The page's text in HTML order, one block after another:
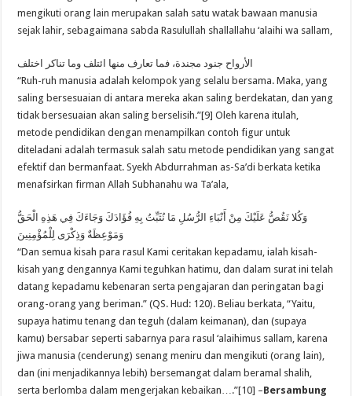
mengikuti orang lain merupakan salah satu watak bawaan manusia
sejak lahir, sebagaimana sabda Rasulullah shallallahu ‘alaihi wa sallam,
الأرواح جنود مجندة، فما تعارف منها ائتلف وما تناكر اختلف
“Ruh-ruh manusia adalah kelompok yang selalu bersama. Maka, yang
saling bersesuaian di antara mereka akan saling berdekatan, dan yang
tidak bersesuaian akan saling berselisih.”[9] Oleh karena itulah,
metode pendidikan dengan menampilkan contoh figur untuk
diteladani adalah termasuk salah satu metode pendidikan yang sangat
efektif dan bermanfaat. Syekh Abdurrahman as-Sa’di berkata ketika
menafsirkan firman Allah Subhanahu wa Ta’ala,
وَكُلا نَقُصُّ عَلَيْكَ مِنْ أَنْبَاءِ الرُّسُلِ مَا نُثَبِّتُ بِهِ فُؤَادَكَ وَجَاءَكَ فِي هَذِهِ الْحَقُّ
وَمَوْعِظَةٌ وَذِكْرَى لِلْمُؤْمِنِينَ
“Dan semua kisah para rasul Kami ceritakan kepadamu, ialah kisah-
kisah yang dengannya Kami teguhkan hatimu, dan dalam surat ini telah
datang kepadamu kebenaran serta pengajaran dan peringatan bagi
orang-orang yang beriman.” (QS. Hud: 120). Beliau berkata, “Yaitu,
supaya hatimu tenang dan teguh (dalam keimanan), dan (supaya
kamu) bersabar seperti sabarnya para rasul ‘alaihimus sallam, karena
jiwa manusia (cenderung) senang meniru dan mengikuti (orang lain),
dan (ini menjadikannya lebih) bersemangat dalam beramal shalih,
serta berlomba dalam mengerjakan kebaikan….”[10] –Bersambung